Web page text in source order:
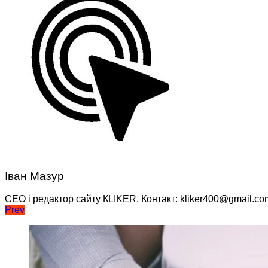
Іван Мазур
CEO і редактор сайту КLIKER. Контакт:
Навігація
записів
Prev